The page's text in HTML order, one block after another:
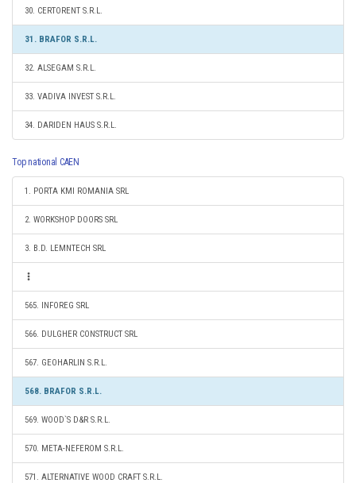
30. CERTORENT S.R.L.
31. BRAFOR S.R.L.
32. ALSEGAM S.R.L.
33. VADIVA INVEST S.R.L.
34. DARIDEN HAUS S.R.L.
Top national CAEN
1. PORTA KMI ROMANIA SRL
2. WORKSHOP DOORS SRL
3. B.D. LEMNTECH SRL
565. INFOREG SRL
566. DULGHER CONSTRUCT SRL
567. GEOHARLIN S.R.L.
568. BRAFOR S.R.L.
569. WOOD`S D&R S.R.L.
570. META-NEFEROM S.R.L.
571. ALTERNATIVE WOOD CRAFT S.R.L.